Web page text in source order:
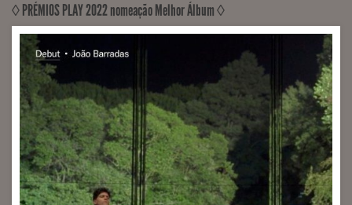
◊ PRÉMIOS PLAY 2022 nomeação Melhor Álbum ◊